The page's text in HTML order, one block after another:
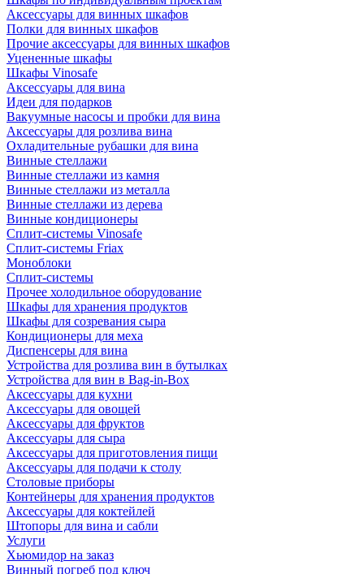
Аксессуары для винных шкафов
Полки для винных шкафов
Прочие аксессуары для винных шкафов
Уцененные шкафы
Шкафы Vinosafe
Аксессуары для вина
Идеи для подарков
Вакуумные насосы и пробки для вина
Аксессуары для розлива вина
Охладительные рубашки для вина
Винные стеллажи
Винные стеллажи из камня
Винные стеллажи из металла
Винные стеллажи из дерева
Винные кондиционеры
Сплит-системы Vinosafe
Сплит-системы Friax
Моноблоки
Сплит-системы
Прочее холодильное оборудование
Шкафы для хранения продуктов
Шкафы для созревания сыра
Кондиционеры для меха
Диспенсеры для вина
Устройства для розлива вин в бутылках
Устройства для вин в Bag-in-Box
Аксессуары для кухни
Аксессуары для овощей
Аксессуары для фруктов
Аксессуары для сыра
Аксессуары для приготовления пищи
Аксессуары для подачи к столу
Столовые приборы
Контейнеры для хранения продуктов
Аксессуары для коктейлей
Штопоры для вина и сабли
Услуги
Хьюмидор на заказ
Винный погреб под ключ